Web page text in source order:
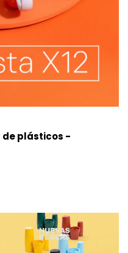
de plásticos -